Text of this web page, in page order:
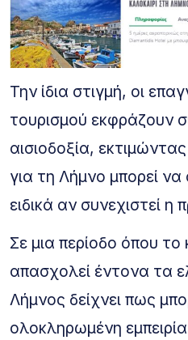
Την ίδια στιγμή, οι
τουρισμού εκφράζουν
αισιοδοξία,
για τη Λήμνο μπορεί να
ειδικά αν συνεχιστεί η
Σε μια περίοδο όπου
απασχολεί έντονα τα
Λήμνος δείχνει πως
ολοκληρωμένη